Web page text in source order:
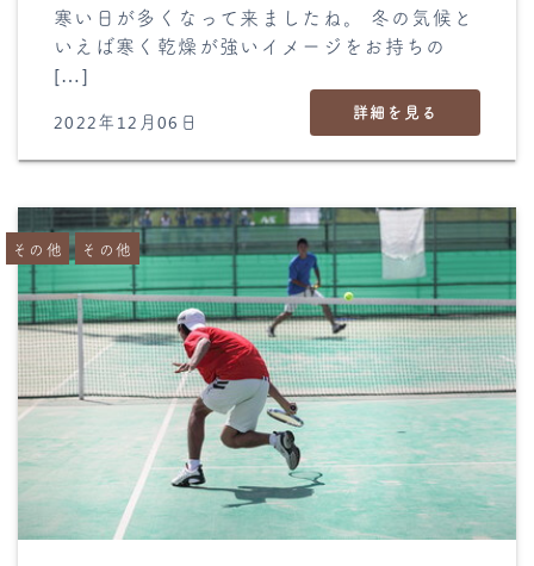
寒い日が多くなって来ましたね。 冬の気候と
いえば寒く乾燥が強いイメージをお持ちの
[…]
2022年12月06日 詳細を見る
その他 その他